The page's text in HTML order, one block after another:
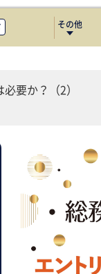
転
その他
要か？（2）